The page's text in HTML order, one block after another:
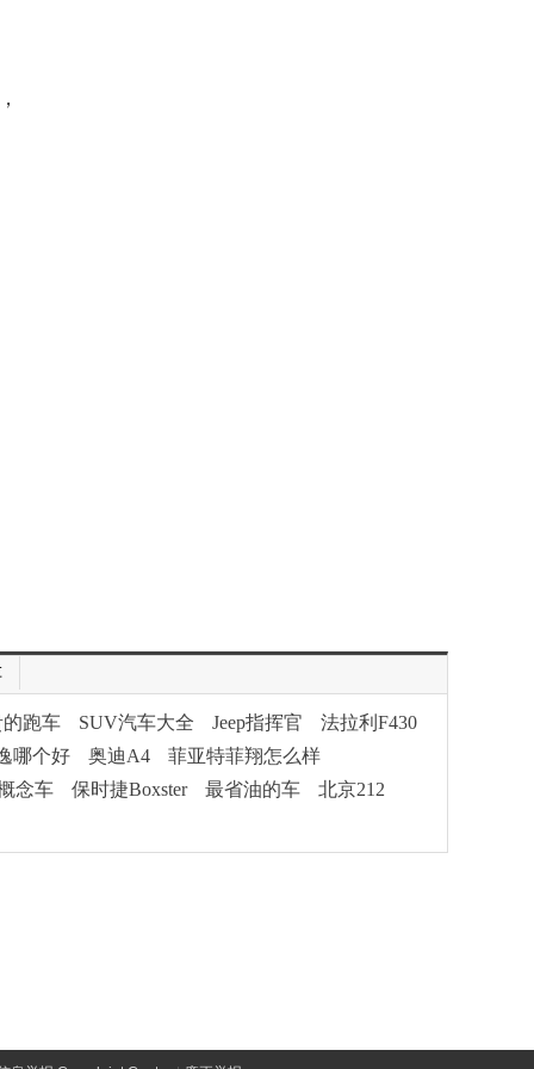
跑车 SUV汽车大全 Jeep指挥官
法拉利F430
哪个好 奥迪A4
菲亚特菲翔怎么样
念车 保时捷Boxster 最省油的车
北京212